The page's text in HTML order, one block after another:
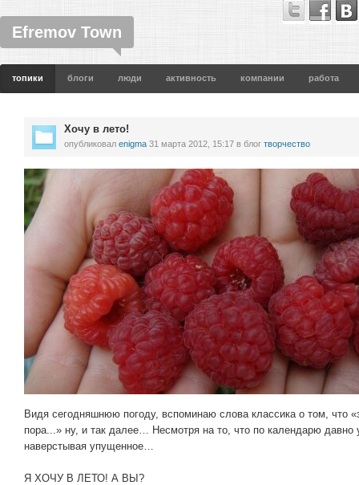
Efremov Town
топики блоги люди активность компании работа
Хочу в лето!
опубликовал enigma 31 марта 2012, 15:17 в блог творчество
Видя сегодняшнюю погоду, вспоминаю слова классика о том, что
пора...» ну, и так далее… Несмотря на то, что по календарю давно
наверстывая упущенное…
Я ХОЧУ В ЛЕТО! А ВЫ?